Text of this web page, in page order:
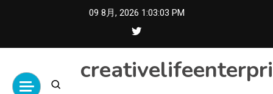
09 8月, 2026 1:03:04 PM